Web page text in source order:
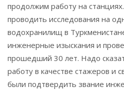
продолжим работу на
проводить исследования на
водохранилищ в
инженерные изыскания и
прошедший 30 лет. Надо
работу в качестве стажеров и
были подтвердить звание